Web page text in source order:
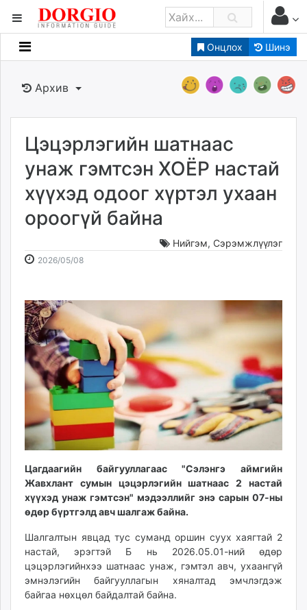
Онцлох Шинэ
Мэдээллийн
Банк санхүү
Бизнес ААН
Төрийн
Нийслэлийн
dorgio.mn
Gogo.mn
caak.mn
news.mn
zindaa.mn
tovch.mn
ikon.mn
mnb.mn
Livetv.mn
Eguur.mn
24tsag.mn
shuud.mn
eagle.mn
ergelt.mn
today.mn
zuv.mn
mminfo.mn
urlag.mn
unen.mn
asu.mn
shudarga.mn
Архив
Цэцэрлэгийн шатнаас
унаж гэмтсэн ХОЁР настай
хүүхэд одоог хүртэл ухаан
ороогүй байна
Нийгэм, Сэрэмжлүүлэг
2026/05/082026-
12:38:46
2026-
06:13:00
Цагдаагийн байгууллагаас "Сэлэнгэ аймгийн
Жавхлант сумын цэцэрлэгийн шатнаас 2 настай
хүүхэд унаж гэмтсэн" мэдээллийг энэ сарын 07-ны
өдөр бүртгэлд авч шалгаж байна.
Шалгалтын явцад тус суманд оршин суух хаягтай 2
настай, эрэгтэй Б нь 2026.05.01-ний өдөр
цэцэрлэгийнхээ шатнаас унаж, гэмтэл авч, ухаангүй
эмнэлэгийн байгууллагын хяналтад эмчлэгдэж
байгаа нөхцөл байдалтай байна.